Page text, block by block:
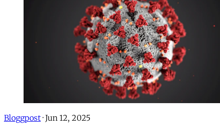
Bloggpost · Jun 12, 2025